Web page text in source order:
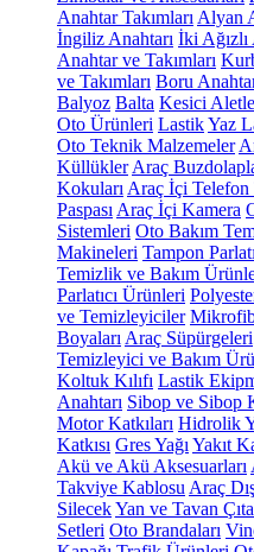
Anahtar Takımları Alyan
İngiliz Anahtarı İki
Anahtar ve Takımları
ve Takımları Boru
Balyoz Balta Kesici
Oto Ürünleri LastikYaz
Oto Teknik Malzemeler
Küllükler Araç
Kokuları Araç İçi Telefon
Paspası Araç İçi Kamera
Sistemleri Oto Bakım
Makineleri Tampon
Temizlik ve Bakım
Parlatıcı Ürünleri
ve Temizleyiciler
Boyaları Araç Süpürgeleri
Temizleyici ve Bakım
Koltuk Kılıfı Lastik
Anahtarı Sibop ve Sibop
Motor Katkıları Hidrolik
Katkısı Gres Yağı Yakıt
Akü ve Akü Aksesuarları
Takviye Kablosu Araç
SilecekYan ve Tavan
Setleri Oto Brandaları